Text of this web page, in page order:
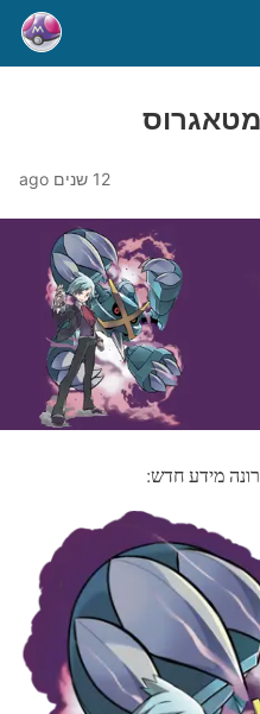
12 שנים ago
מידע חדש: